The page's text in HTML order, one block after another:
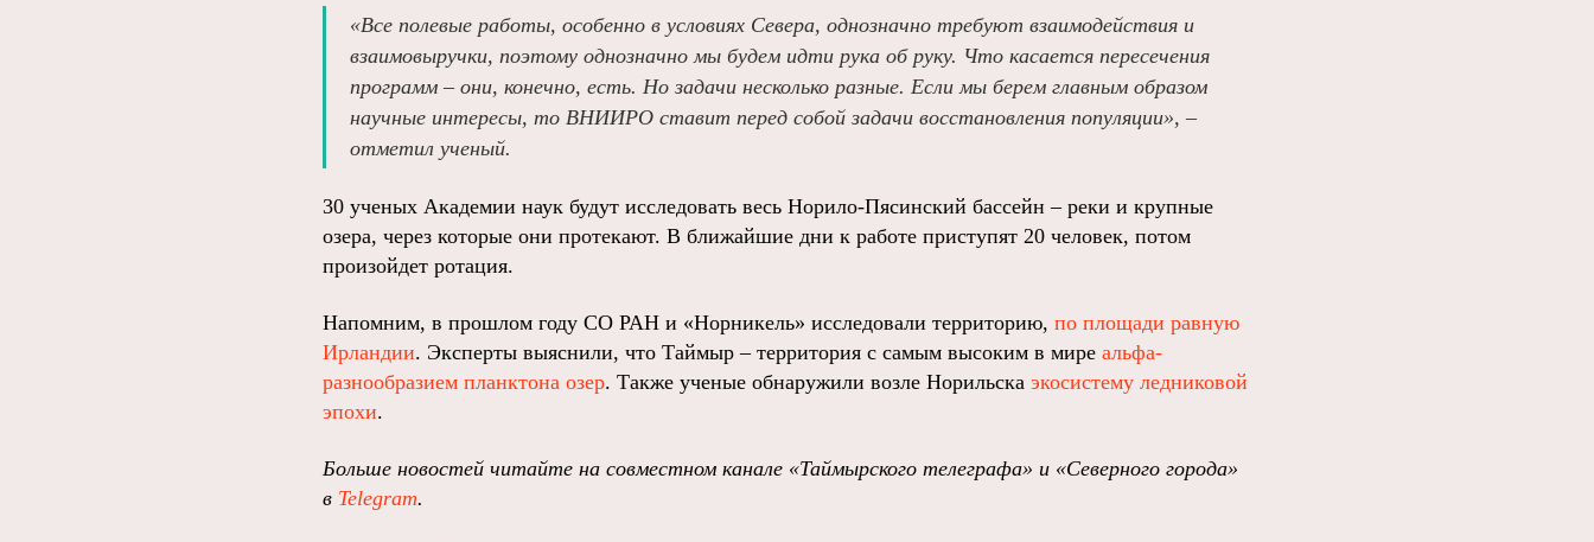
«Все полевые работы, особенно в условиях Севера, однозначно требуют взаимодействия и
взаимовыручки, поэтому однозначно мы будем идти рука об руку. Что касается пересечения
программ – они, конечно, есть. Но задачи несколько разные. Если мы берем главным образом
научные интересы, то ВНИИРО ставит перед собой задачи восстановления популяции», –
отметил ученый.
30 ученых Академии наук будут исследовать весь Норило-Пясинский бассейн – реки и крупные
озера, через которые они протекают. В ближайшие дни к работе приступят 20 человек, потом
произойдет ротация.
Напомним, в прошлом году СО РАН и «Норникель» исследовали территорию, по площади равную
Ирландии. Эксперты выяснили, что Таймыр – территория с самым высоким в мире альфа-
разнообразием планктона озер. Также ученые обнаружили возле Норильска экосистему ледниковой
эпохи.
Больше новостей читайте на совместном канале «Таймырского телеграфа» и «Северного города»
в Telegram.